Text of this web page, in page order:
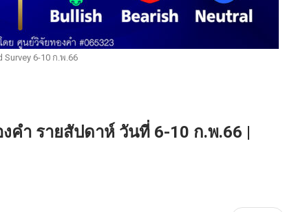
Survey 6-10 ก.พ.66
คำ รายสัปดาห์ วันที่ 6-10 ก.พ.66 |